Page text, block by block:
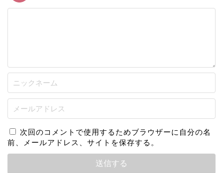
次回のコメントで使用するためブラウザーに自分の名
前、メールアドレス、サイトを保存する。